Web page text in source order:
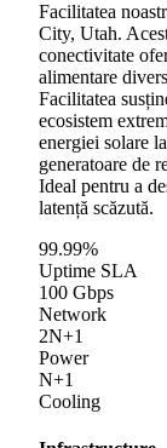
Facilitatea
City, Utah.
conectivitate
alimentare
Facilitatea
ecosistem
energiei solare
generatoare de
Ideal pentru a
latență scăzută.
99.99%
Uptime SLA
100 Gbps
Network
2N+1
Power
N+1
Cooling